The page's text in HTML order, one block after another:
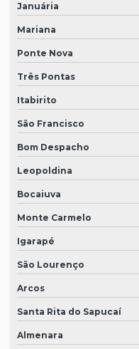
Januária
Mariana
Ponte Nova
Três Pontas
Itabirito
São Francisco
Bom Despacho
Leopoldina
Bocaiuva
Monte Carmelo
Igarapé
São Lourenço
Arcos
Santa Rita do Sapucaí
Almenara